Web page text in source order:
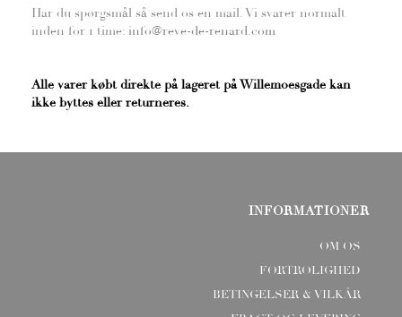
Har du spørgsmål så send os en mail. Vi svarer normalt
inden for 1 time: info@reve-de-renard.com
Alle varer købt direkte på lageret på Willemoesgade kan
ikke byttes eller returneres.
INFORMATIONER
OM OS
FORTROLIGHED
BETINGELSER & VILKÅR